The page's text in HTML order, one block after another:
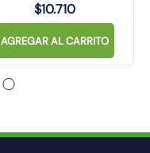
$10.710
AGREGAR AL CARRITO